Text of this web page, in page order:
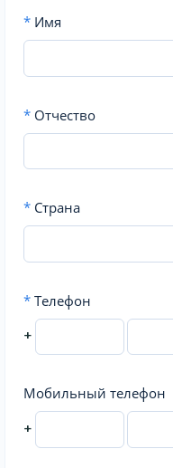
* Имя
* Отчество
* Страна
* Телефон
+
Мобильный телефон
+